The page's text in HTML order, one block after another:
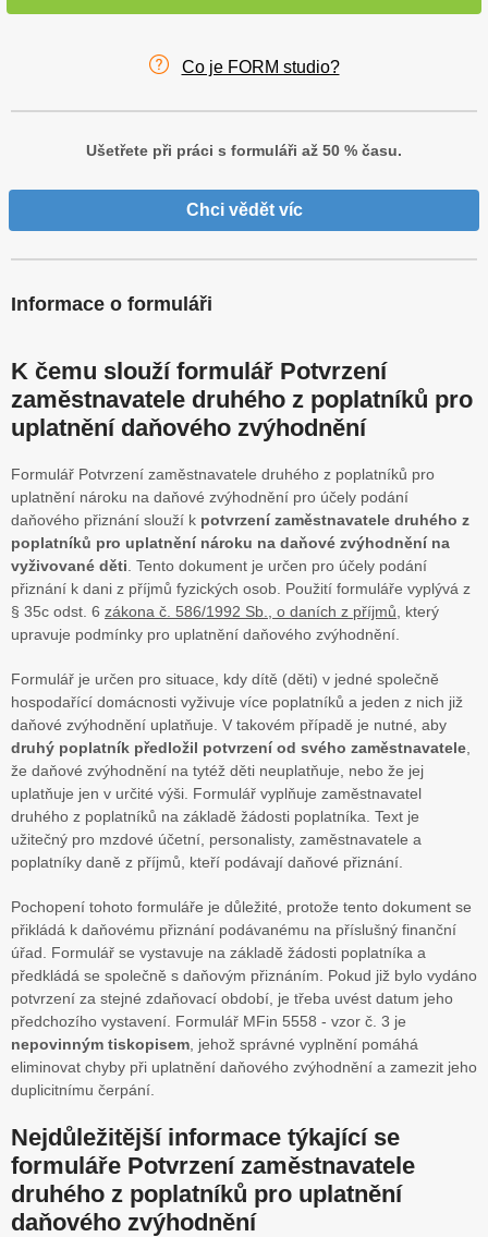
Co je FORM studio?
Ušetřete při práci s formuláři až 50 % času.
Chci vědět víc
Informace o formuláři
K čemu slouží formulář Potvrzení
zaměstnavatele druhého z poplatníků pro
uplatnění daňového zvýhodnění
Formulář Potvrzení zaměstnavatele druhého z poplatníků pro
uplatnění nároku na daňové zvýhodnění pro účely podání
daňového přiznání slouží k potvrzení zaměstnavatele druhého z
poplatníků pro uplatnění nároku na daňové zvýhodnění na
vyživované děti . Tento dokument je určen pro účely podání
přiznání k dani z příjmů fyzických osob. Použití formuláře vyplývá z
§ 35c odst. 6 zákona č. 586/1992 Sb., o daních z příjmů , který
upravuje podmínky pro uplatnění daňového zvýhodnění.
Formulář je určen pro situace, kdy dítě (děti) v jedné společně
hospodařící domácnosti vyživuje více poplatníků a jeden z nich již
daňové zvýhodnění uplatňuje. V takovém případě je nutné, aby
druhý poplatník předložil potvrzení od svého zaměstnavatele
že daňové zvýhodnění na tytéž děti neuplatňuje, nebo že jej
uplatňuje jen v určité výši. Formulář vyplňuje zaměstnavatel
druhého z poplatníků na základě žádosti poplatníka. Text je
užitečný pro mzdové účetní, personalisty, zaměstnavatele a
poplatníky daně z příjmů, kteří podávají daňové přiznání.
Pochopení tohoto formuláře je důležité, protože tento dokument se
přikládá k daňovému přiznání podávanému na příslušný finanční
úřad. Formulář se vystavuje na základě žádosti poplatníka a
předkládá se společně s daňovým přiznáním. Pokud již bylo vydáno
potvrzení za stejné zdaňovací období, je třeba uvést datum jeho
předchozího vystavení. Formulář MFin 5558 - vzor č. 3 je
nepovinným tiskopisem , jehož správné vyplnění pomáhá
eliminovat chyby při uplatnění daňového zvýhodnění a zamezit jeho
duplicitnímu čerpání.
Nejdůležitější informace týkající se
formuláře Potvrzení zaměstnavatele
druhého z poplatníků pro uplatnění
daňového zvýhodnění